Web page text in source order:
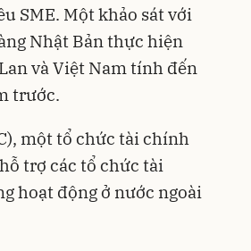
SME. Một khảo sát với
Nhật Bản thực hiện
và Việt Nam tính đến
trước.
một tổ chức tài chính
trợ các tổ chức tài
hoạt động ở nước ngoài